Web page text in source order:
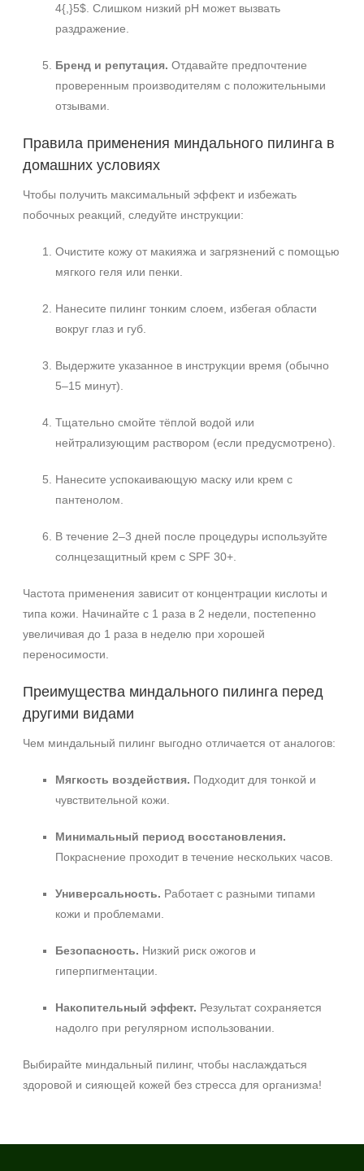
4{,}5$. Слишком низкий pH может вызвать
раздражение.
Бренд и репутация. Отдавайте предпочтение
проверенным производителям с положительными
отзывами.
Правила применения миндального пилинга в
домашних условиях
Чтобы получить максимальный эффект и избежать
побочных реакций, следуйте инструкции:
Очистите кожу от макияжа и загрязнений с помощью
мягкого геля или пенки.
Нанесите пилинг тонким слоем, избегая области
вокруг глаз и губ.
Выдержите указанное в инструкции время (обычно
5–15 минут).
Тщательно смойте тёплой водой или
нейтрализующим раствором (если предусмотрено).
Нанесите успокаивающую маску или крем с
пантенолом.
В течение 2–3 дней после процедуры используйте
солнцезащитный крем с SPF 30+.
Частота применения зависит от концентрации кислоты и
типа кожи. Начинайте с 1 раза в 2 недели, постепенно
увеличивая до 1 раза в неделю при хорошей
переносимости.
Преимущества миндального пилинга перед
другими видами
Чем миндальный пилинг выгодно отличается от аналогов:
Мягкость воздействия. Подходит для тонкой и
чувствительной кожи.
Минимальный период восстановления.
Покраснение проходит в течение нескольких часов.
Универсальность. Работает с разными типами
кожи и проблемами.
Безопасность. Низкий риск ожогов и
гиперпигментации.
Накопительный эффект. Результат сохраняется
надолго при регулярном использовании.
Выбирайте миндальный пилинг, чтобы наслаждаться
здоровой и сияющей кожей без стресса для организма!